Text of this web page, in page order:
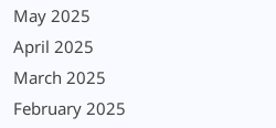
May 2025
April 2025
March 2025
February 2025